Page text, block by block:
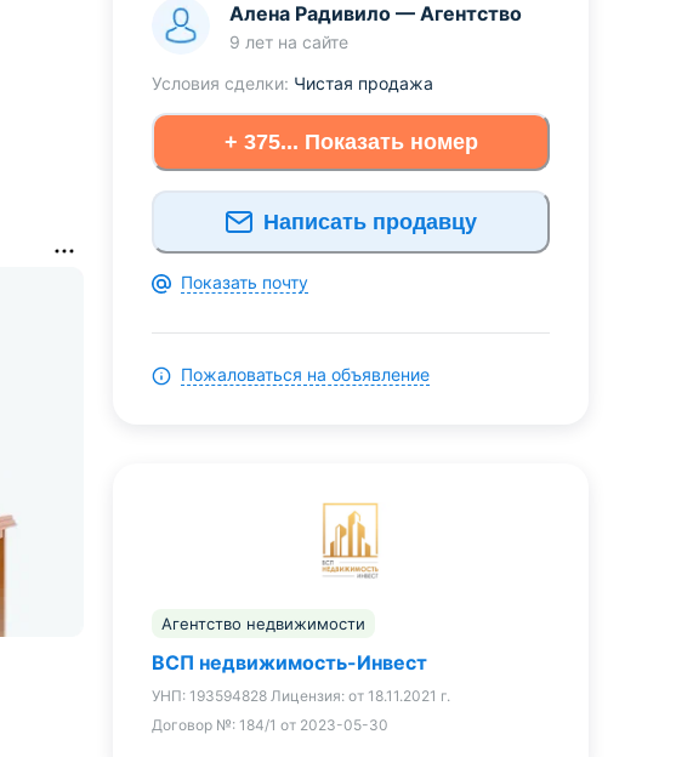
Алена Радивило — Агентство
9 лет на сайте
Условия сделки: Чистая продажа
+ 375... Показать номер
Написать продавцу
Показать почту
Пожаловаться на объявление
Агентство недвижимости
ВСП недвижимость-Инвест
УНП: 193594828 Лицензия: от 18.11.2021 г.
Договор №: 184/1 от 2023-05-30